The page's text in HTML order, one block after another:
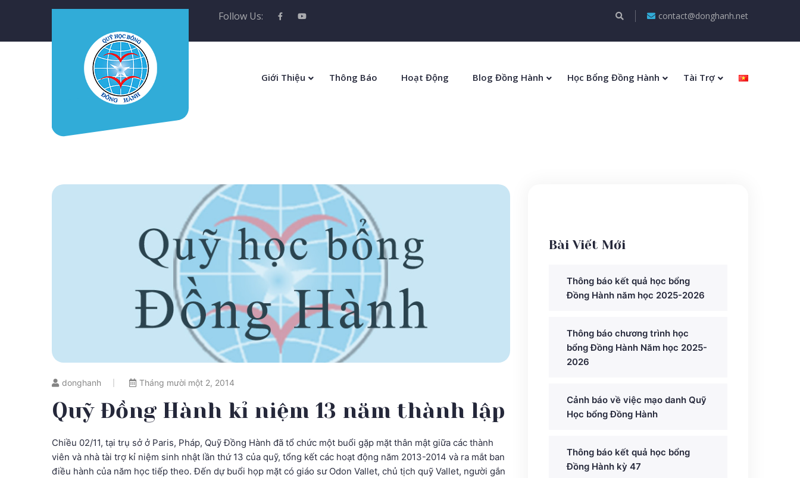
Follow Us: contact@donghanh.net
Giới Thiệu Thông Báo Hoạt Động Blog Đồng Hành Học Bổng Đồng Hành Tài Trợ
donghanh Tháng mười một 2, 2014
Quỹ Đồng Hành kỉ niệm 13 năm thành lập
Chiều 02/11, tại trụ sở ở Paris, Pháp, Quỹ Đồng Hành đã tổ chức một buổi gặp mặt thân mật giữa các thành
viên và nhà tài trợ kỉ niệm sinh nhật lần thứ 13 của quỹ, tổng kết các hoạt động năm 2013-2014 và ra mắt ban
điều hành của năm học tiếp theo. Đến dự buổi họp mặt có giáo sư Odon Vallet, chủ tịch quỹ Vallet, người gắn
Bài Viết Mới
Thông báo kết quả học bổng
Đồng Hành năm học 2025-2026
Thông báo chương trình học
bổng Đồng Hành Năm học 2025-
2026
Cảnh báo về việc mạo danh Quỹ
Học bổng Đồng Hành
Thông báo kết quả học bổng
Đồng Hành kỳ 47